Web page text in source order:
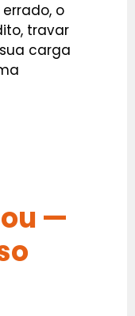
o
travar
carga
—